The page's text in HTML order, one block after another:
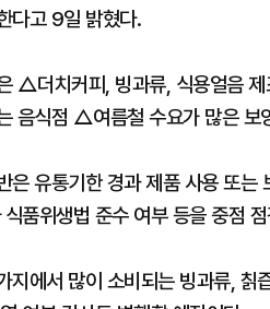
다고 9일 밝혔다.
△더치커피, 빙과류, 식용얼음
음식점 △여름철 수요가 많은
은 유통기한 경과 제품 사용 또
품위생법 준수 여부 등을 중점
지에서 많이 소비되는 빙과류,